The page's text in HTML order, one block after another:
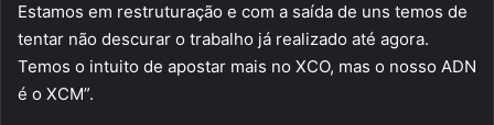
Estamos em restruturação e com a saída de uns temos de
tentar não descurar o trabalho já realizado até agora.
Temos o intuito de apostar mais no XCO, mas o nosso ADN
é o XCM”.